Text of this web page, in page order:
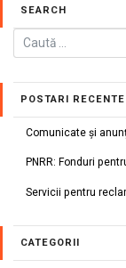
SEARCH
POSTARI RECENTE
Comunicate și
PNRR: Fonduri
Servicii pentru
CATEGORII